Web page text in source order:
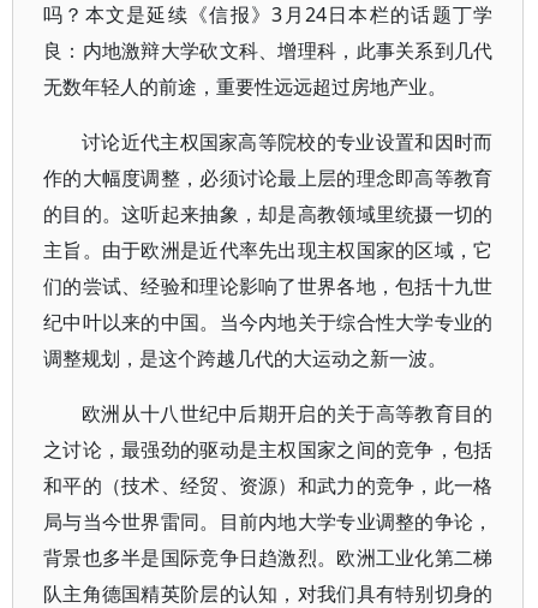
吗？本文是延续《信报》3月24日本栏的话题丁学
良：内地激辩大学砍文科、增理科，此事关系到几代
无数年轻人的前途，重要性远远超过房地产业。
讨论近代主权国家高等院校的专业设置和因时而
作的大幅度调整，必须讨论最上层的理念即高等教育
的目的。这听起来抽象，却是高教领域里统摄一切的
主旨。由于欧洲是近代率先出现主权国家的区域，它
们的尝试、经验和理论影响了世界各地，包括十九世
纪中叶以来的中国。当今内地关于综合性大学专业的
调整规划，是这个跨越几代的大运动之新一波。
欧洲从十八世纪中后期开启的关于高等教育目的
之讨论，最强劲的驱动是主权国家之间的竞争，包括
和平的（技术、经贸、资源）和武力的竞争，此一格
局与当今世界雷同。目前内地大学专业调整的争论，
背景也多半是国际竞争日趋激烈。欧洲工业化第二梯
队主角德国精英阶层的认知，对我们具有特别切身的